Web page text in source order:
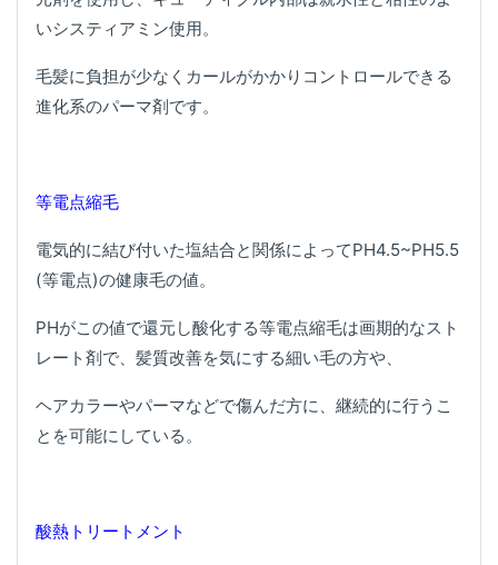
いシスティアミン使用。
毛髪に負担が少なくカールがかかりコントロールできる
進化系のパーマ剤です。
等電点縮毛
電気的に結び付いた塩結合と関係によってPH4.5~PH5.5
(等電点)の健康毛の値。
PHがこの値で還元し酸化する等電点縮毛は画期的なスト
レート剤で、髪質改善を気にする細い毛の方や、
ヘアカラーやパーマなどで傷んだ方に、継続的に行うこ
とを可能にしている。
酸熱トリートメント